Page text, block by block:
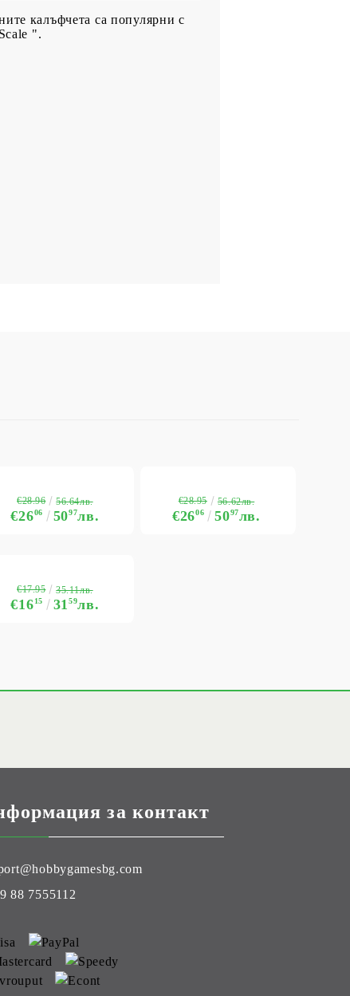
калъфчета са популярни с
".
€2606 5097лв.
€28.96 56.64лв.
€2606 5097лв.
€28.95 56.62лв.
€1615 3159лв.
€17.95 35.11лв.
за контакт
88 7555112